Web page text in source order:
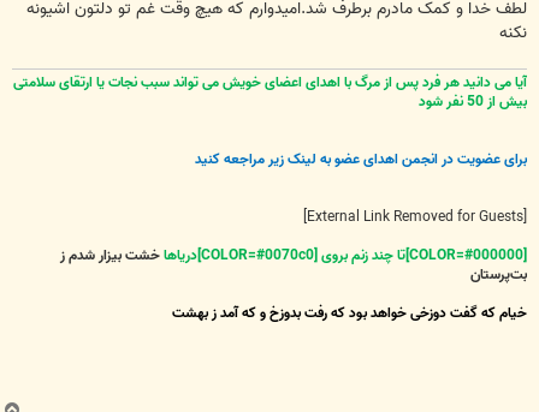
لطف خدا و کمک مادرم برطرف شد.امیدوارم که هیچ وقت غم تو دلتون اشیونه
نکنه
آیا می دانید هر فرد پس از مرگ با اهدای اعضای خویش می تواند سبب نجات یا ارتقای سلامتی
بیش از 50 نفر شود
برای عضویت در انجمن اهدای عضو به لینک زیر مراجعه کنید
خشت بیزار شدم ز
بت‌پرستان
خیام که گفت دوزخی خواهد بود که رفت بدوزخ و که آمد ز بهشت